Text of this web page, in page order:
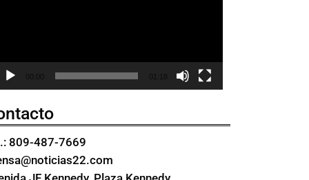
00:00 01:18
809-487-7669